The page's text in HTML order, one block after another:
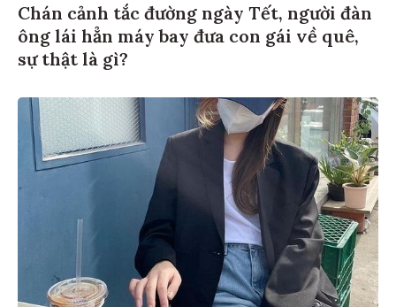
Chán cảnh tắc đường ngày Tết, người đàn
ông lái hẳn máy bay đưa con gái về quê,
sự thật là gì?